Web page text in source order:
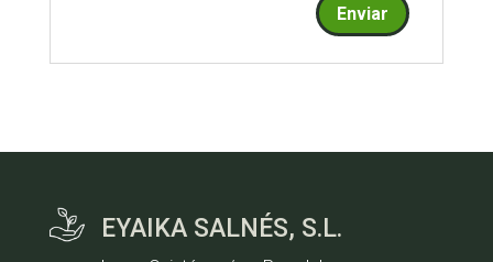
EYAIKA SALNÉS, S.L.